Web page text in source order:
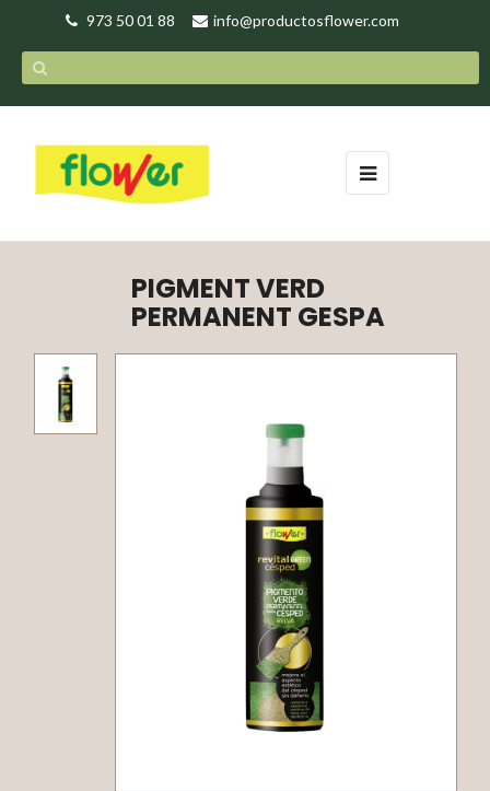
973 50 01 88 info@productosflower.com
Toggle
navigation
☰
PIGMENT VERD
PERMANENT GESPA